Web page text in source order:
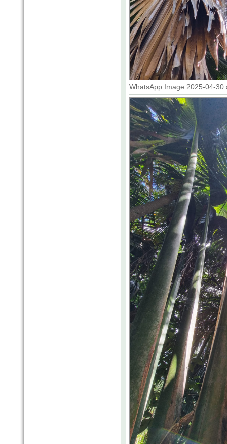
WhatsApp Image 2025-04-